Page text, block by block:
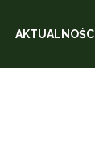
AKTUALNOŚCI